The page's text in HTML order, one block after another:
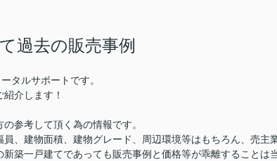
過去の販売事例
タルサポートです。
介します！
参考して頂く為の情報です。
、建物面積、建物グレード、周辺環境等はもちろん、売主
築一戸建てであっても販売事例と価格等が乖離することは